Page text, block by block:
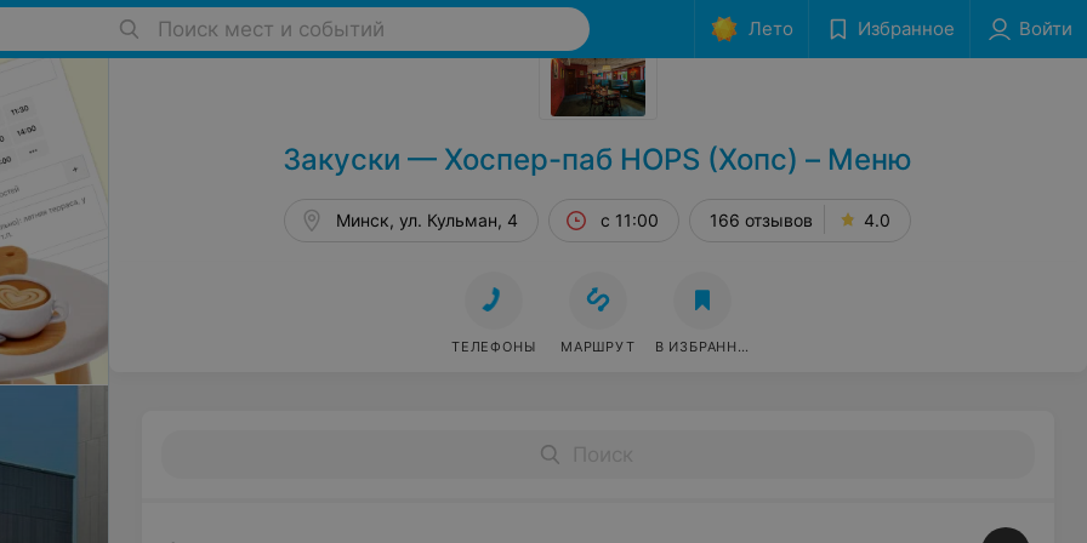
Поиск мест и событий Лето Избранное Войти
Бары, пабы в Минске Сообщить об ошибке
Закуски — Хоспер-паб HOPS (Хопс) – Меню
Минск, ул. Кульман, 4 с 11:00 166 отзывов 4.0
ТЕЛЕФОНЫ МАРШРУТ В ИЗБРАННОЕ